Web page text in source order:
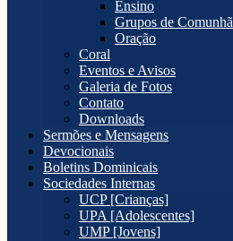
Ensino
Grupos de
Oração
Coral
Eventos e Avisos
Galeria de Fotos
Contato
Downloads
Sermões e Mensagens
Devocionais
Boletins Dominicais
Sociedades Internas
UCP [Crianças]
UPA [Adolescentes]
UMP [Jovens]